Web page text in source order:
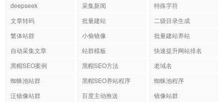
deepseek
采集新闻
特殊字符
文章转码
批量建站
二级目录生成
繁体站群
小偷镜像
批量建站养站
自动采集文章
站群模板
快速提升网站排名
黑帽SEO案例
黑帽SEO方法
老域名
蜘蛛池站群
黑帽SEO养站程序
蜘蛛池程序
泛镜像站群
百度主动推送 镜像站群